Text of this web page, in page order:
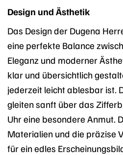
Design und Ästhetik
Das Design der Dugena
eine perfekte Balance
Eleganz und moderner
klar und übersichtlich
jederzeit leicht ablesbar ist.
gleiten sanft über das
Uhr eine besondere Anmut.
Materialien und die präzise
für ein edles